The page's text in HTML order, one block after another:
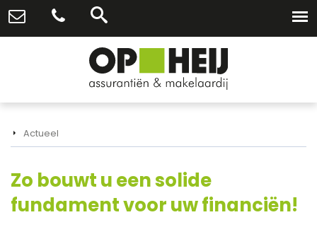
Actueel
Zo bouwt u een solide
fundament voor uw financiën!